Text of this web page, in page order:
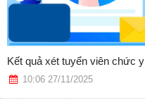
Kết quả xét tuyển viên chức
10:06 27/11/2025